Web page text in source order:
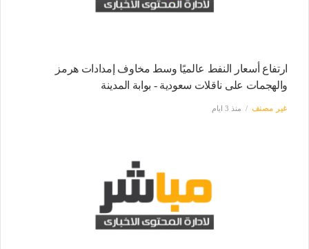
ارتفاع أسعار النفط عالميًا وسط مخاوف إمدادات هرمز
والهجمات على ناقلات سعودية - بوابة المدينة
غير مصنف منذ 3 ايام